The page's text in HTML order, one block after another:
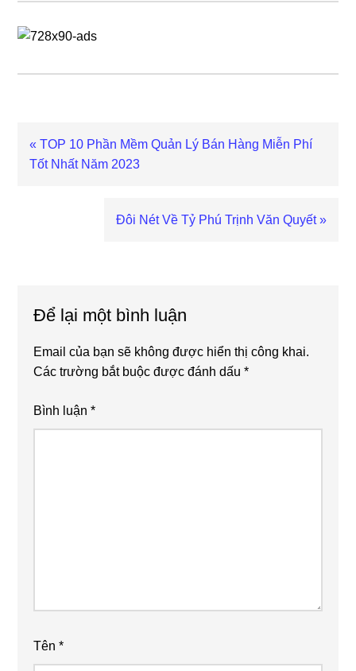
Previous
Post:
« TOP 10 Phần Mềm Quản Lý Bán Hàng Miễn Phí
Tốt Nhất Năm 2023
Next
Đôi Nét Về Tỷ Phú Trịnh Văn Quyết »
Để lại một bình luận
Email của bạn sẽ không được hiển thị công khai.
Các trường bắt buộc được đánh dấu*
Bình luận*
Tên*